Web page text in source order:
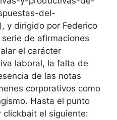
del-
y dirigido por Federico
de afirmaciones
el carácter
laboral, la falta de
de las notas
corporativos como
Hasta el punto
el siguiente: